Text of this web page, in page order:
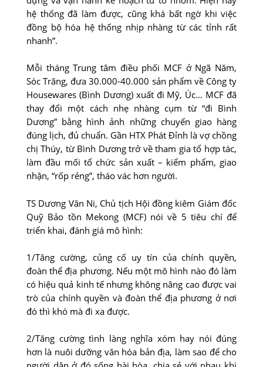
hệ thống đã làm được, cũng khá bất ngờ khi việc
đồng bộ hóa hệ thống nhịp nhàng từ các tỉnh rất
nhanh”.
Mỗi tháng Trung tâm điều phối MCF ở Ngã Năm,
Sóc Trăng, đưa 30.000-40.000 sản phẩm về Công ty
Housewares (Bình Dương) xuất đi Mỹ, Úc… MCF đã
thay đổi một cách nhẹ nhàng cụm từ “đi Bình
Dương” bằng hình ảnh những chuyến giao hàng
đúng lịch, đủ chuẩn. Gần HTX Phát Đỉnh là vợ chồng
chị Thúy, từ Bình Dương trở về tham gia tổ hợp tác,
làm đầu mối tổ chức sản xuất – kiểm phẩm, giao
nhận, “rốp rẻng”, tháo vác hơn người.
TS Dương Văn Ni, Chủ tịch Hội đồng kiêm Giám đốc
Quỹ Bảo tồn Mekong (MCF) nói về 5 tiêu chí để
triển khai, đánh giá mô hình:
1/Tăng cường, củng cố uy tín của chính quyền,
đoàn thể địa phương. Nếu một mô hình nào đó làm
có hiệu quả kinh tế nhưng không nâng cao được vai
trò của chính quyền và đoàn thể địa phương ở nơi
đó thì khó mà đi xa được.
2/Tăng cường tình làng nghĩa xóm hay nói đúng
hơn là nuôi dưỡng văn hóa bản địa, làm sao để cho